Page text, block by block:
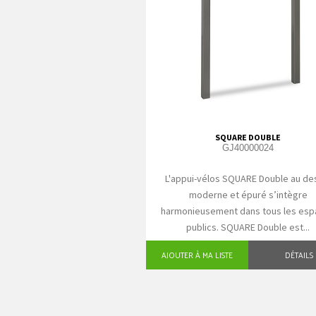
SQUARE DOUBLE
GJ40000024
L'appui-vélos SQUARE Double au
moderne et épuré s’intègre
harmonieusement dans tous les
publics. SQUARE Double est...
AJOUTER À MA LISTE DÉTAILS